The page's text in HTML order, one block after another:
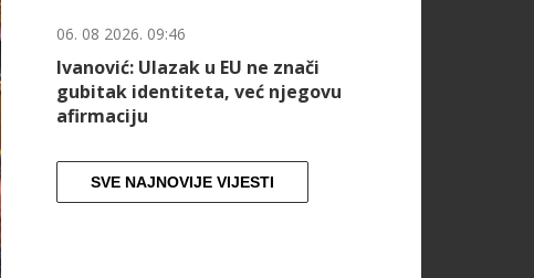
06. 08 2026. 09:46
Ivanović: Ulazak u EU ne znači
gubitak identiteta, već njegovu
afirmaciju
SVE NAJNOVIJE VIJESTI